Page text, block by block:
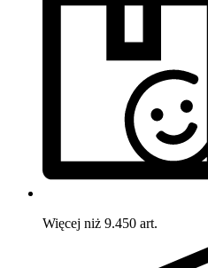
Więcej niż 9.450 art.